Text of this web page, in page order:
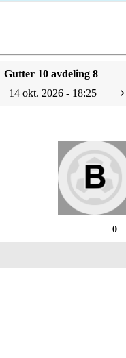
Gutter 10 avdeling 8
14 okt. 2026 - 18:25
0